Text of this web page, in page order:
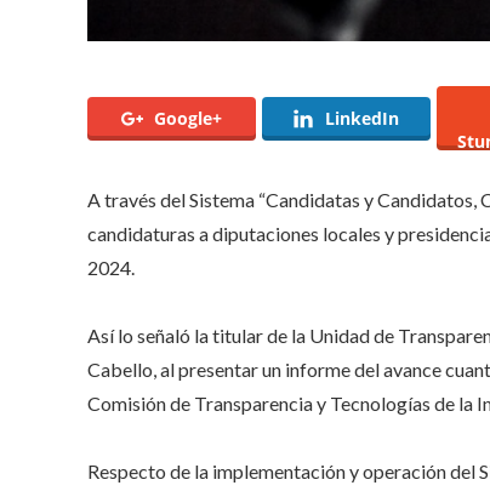
Google+
LinkedIn
A través del Sistema “Candidatas y
candidaturas a diputaciones locales y
2024.
Así lo señaló la titular de la Unidad de
Cabello, al presentar un informe del avance
Comisión de Transparencia y Tecnologías de la
Respecto de la implementación y operación del